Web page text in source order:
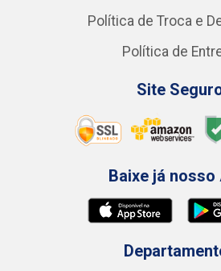
Política de Troca e
Política de
Site
Baixe já nosso